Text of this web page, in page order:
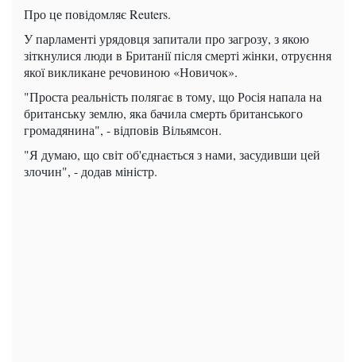
Про це повідомляє Reuters.
У парламенті урядовця запитали про загрозу, з якою
зіткнулися люди в Британії після смерті жінки, отруєння
якої викликане речовиною «Новичок».
"Проста реальність полягає в тому, що Росія напала на
британську землю, яка бачила смерть британського
громадянина", - відповів Вільямсон.
"Я думаю, що світ об'єднається з нами, засудивши цей
злочин", - додав міністр.